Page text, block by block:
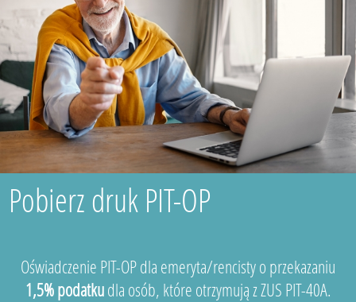
Pobierz druk PIT-OP
Oświadczenie PIT-OP dla emeryta/rencisty o przekazaniu
1,5% podatkudla osób, które otrzymują z ZUS PIT-40A.